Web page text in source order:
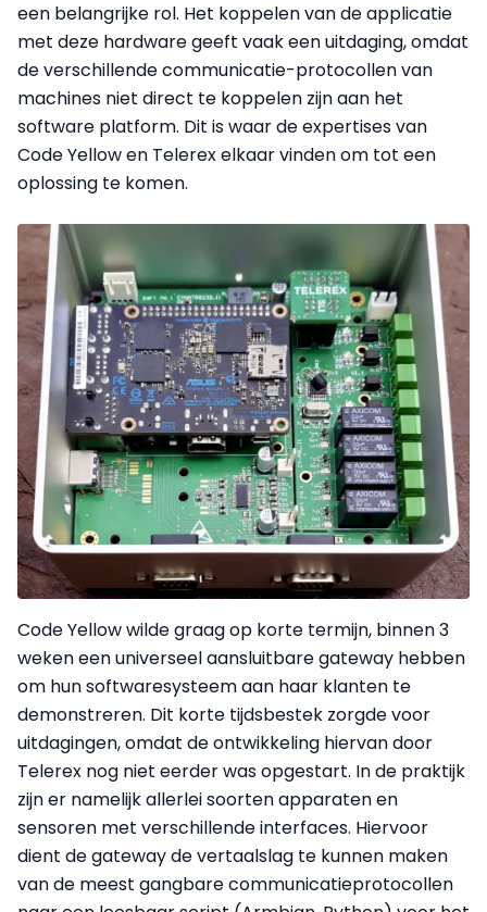
een belangrijke rol. Het koppelen van de applicatie
met deze hardware geeft vaak een uitdaging, omdat
de verschillende communicatie-protocollen van
machines niet direct te koppelen zijn aan het
software platform. Dit is waar de expertises van
Code Yellow en Telerex elkaar vinden om tot een
oplossing te komen.
Code Yellow wilde graag op korte termijn, binnen 3
weken een universeel aansluitbare gateway hebben
om hun softwaresysteem aan haar klanten te
demonstreren. Dit korte tijdsbestek zorgde voor
uitdagingen, omdat de ontwikkeling hiervan door
Telerex nog niet eerder was opgestart. In de praktijk
zijn er namelijk allerlei soorten apparaten en
sensoren met verschillende interfaces. Hiervoor
dient de gateway de vertaalslag te kunnen maken
van de meest gangbare communicatieprotocollen